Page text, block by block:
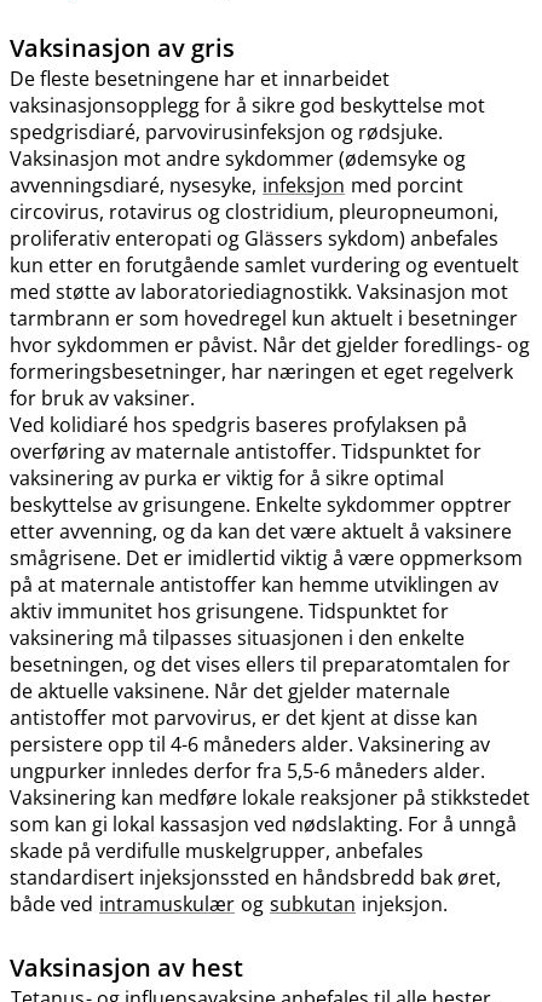
Vaksinasjon av gris
De fleste besetningene har et innarbeidet
vaksinasjonsopplegg for å sikre god beskyttelse mot
spedgrisdiaré, parvovirusinfeksjon og rødsjuke.
Vaksinasjon mot andre sykdommer (ødemsyke og
avvenningsdiaré, nysesyke, infeksjon med porcint
circovirus, rotavirus og clostridium, pleuropneumoni,
proliferativ enteropati og Glässers sykdom) anbefales
kun etter en forutgående samlet vurdering og eventuelt
med støtte av laboratoriediagnostikk. Vaksinasjon mot
tarmbrann er som hovedregel kun aktuelt i besetninger
hvor sykdommen er påvist. Når det gjelder foredlings- og
formeringsbesetninger, har næringen et eget regelverk
for bruk av vaksiner.
Ved kolidiaré hos spedgris baseres profylaksen på
overføring av maternale antistoffer. Tidspunktet for
vaksinering av purka er viktig for å sikre optimal
beskyttelse av grisungene. Enkelte sykdommer opptrer
etter avvenning, og da kan det være aktuelt å vaksinere
smågrisene. Det er imidlertid viktig å være oppmerksom
på at maternale antistoffer kan hemme utviklingen av
aktiv immunitet hos grisungene. Tidspunktet for
vaksinering må tilpasses situasjonen i den enkelte
besetningen, og det vises ellers til preparatomtalen for
de aktuelle vaksinene. Når det gjelder maternale
antistoffer mot parvovirus, er det kjent at disse kan
persistere opp til 4-6 måneders alder. Vaksinering av
ungpurker innledes derfor fra 5,5-6 måneders alder.
Vaksinering kan medføre lokale reaksjoner på stikkstedet
som kan gi lokal kassasjon ved nødslakting. For å unngå
skade på verdifulle muskelgrupper, anbefales
standardisert injeksjonssted en håndsbredd bak øret,
både ved intramuskulær og subkutan injeksjon.
Vaksinasjon av hest